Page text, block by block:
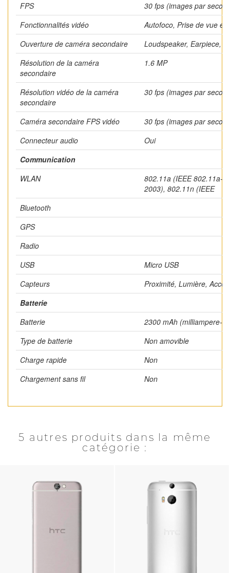
FPS
30 fps (images par
Fonctionnalités vidéo
Autofoco, Prise de vue
Ouverture de caméra secondaire
Loudspeaker, Earpiece,
Résolution de la caméra
secondaire
1.6 MP
Résolution vidéo de la caméra
secondaire
30 fps (images par
Caméra secondaire FPS vidéo
30 fps (images par
Connecteur audio
Oui
Communication
WLAN
802.11a (IEEE 802.11a-
2003), 802.11n (IEEE
Bluetooth
GPS
Radio
USB
Micro USB
Capteurs
Proximité, Lumière,
Batterie
Batterie
2300 mAh (milliampere-
Type de batterie
Non amovible
Charge rapide
Non
Chargement sans fil
Non
5 autres produits dans la même
catégorie :